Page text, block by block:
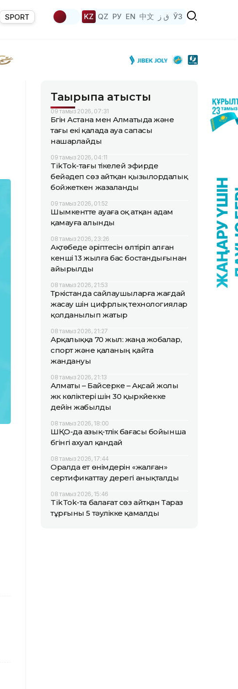
SPORT KZ QZ РУ EN 中文 ق ز ЎЗ
Тақырыпқа қатысты
09 тамыз 2026, 07:31
Бүгін Астана мен Алматыда және
тағы екі қалада ауа сапасы
нашарлайды
09 тамыз 2026, 04:11
TikТok-тағы тікелей эфирде
бейәдеп сөз айтқан қызылордалық
бойжеткен жазаланды
09 тамыз 2026, 01:52
Шымкентте ауаға оқ атқан адам
қамауға алынды
08 тамыз 2026, 23:26
Ақтөбеде әріптесін өлтіріп алған
кенші 13 жылға бас бостандығынан
айырылды
08 тамыз 2026, 21:53
Түркістанда сайлаушыларға жағдай
жасау үшін цифрлық технологиялар
қолданылып жатыр
08 тамыз 2026, 21:27
Арқалыққа 70 жыл: жаңа жобалар,
спорт және қаланың қайта
жандануы
08 тамыз 2026, 21:13
Алматы – Байсерке – Ақсай жолы
жүк көліктері үшін 30 қыркүйекке
дейін жабылды
08 тамыз 2026, 18:00
ШҚО-да азық-түлік бағасы бойынша
бүгінгі ахуал қандай
08 тамыз 2026, 17:44
Оралда ет өнімдерін «жалған»
сертификаттау дерегі анықталды
08 тамыз 2026, 15:46
TikTok-та балағат сөз айтқан Тараз
тұрғыны 5 тәулікке қамалды